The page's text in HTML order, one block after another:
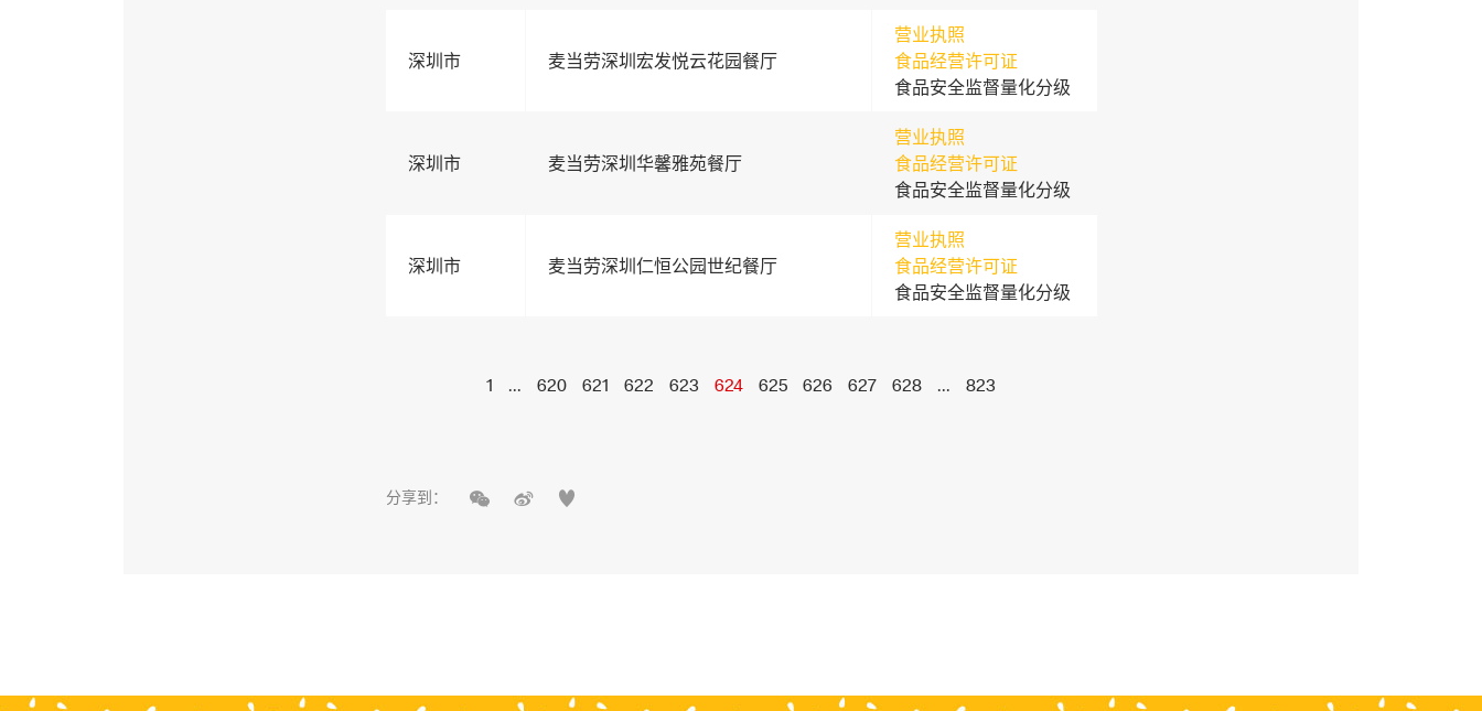
深圳市 麦当劳深圳宏发悦云花园餐厅
营业执照
食品经营许可证
食品安全监督量化分级
深圳市 麦当劳深圳华馨雅苑餐厅
营业执照
食品经营许可证
食品安全监督量化分级
深圳市 麦当劳深圳仁恒公园世纪餐厅
营业执照
食品经营许可证
食品安全监督量化分级
1 ... 620 621 622 623 624 625 626 627 628 ... 823
分享到：   